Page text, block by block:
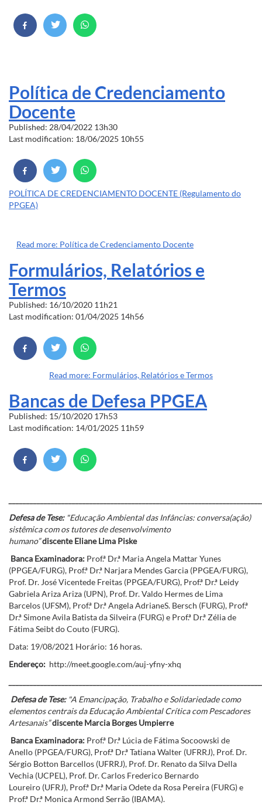
Política de Credenciamento
Docente
Published: 28/04/2022 13h30
Last modification: 18/06/2025 10h55
POLÍTICA DE CREDENCIAMENTO DOCENTE (Regulamento do
PPGEA)
Read more: Política de Credenciamento Docente
Formulários, Relatórios e
Termos
Published: 16/10/2020 11h21
Last modification: 01/04/2025 14h56
Read more: Formulários, Relatórios e Termos
Bancas de Defesa PPGEA
Published: 15/10/2020 17h53
Last modification: 14/01/2025 11h59
Defesa de Tese: "Educação Ambiental das Infâncias: conversa(ação)
sistêmica com os tutores de desenvolvimento
humano”discente Eliane Lima Piske
Banca Examinadora: Prof.ª Dr.ª Maria Angela Mattar Yunes
(PPGEA/FURG), Prof.ª Dr.ª Narjara Mendes Garcia (PPGEA/FURG),
Prof. Dr. José Vicentede Freitas (PPGEA/FURG), Prof.ª Dr.ª Leidy
Gabriela Ariza Ariza (UPN), Prof. Dr. Valdo Hermes de Lima
Barcelos (UFSM), Prof.ª Dr.ª Angela AdrianeS. Bersch (FURG), Prof.ª
Dr.ª Simone Avila Batista da Silveira (FURG) e Prof.ª Dr.ª Zélia de
Fátima Seibt do Couto (FURG).
Data: 19/08/2021 Horário: 16 horas.
Endereço: http://meet.google.com/auj-yfny-xhq
Defesa de Tese: "A Emancipação, Trabalho e Solidariedade como
elementos centrais da Educação Ambiental Crítica com Pescadores
Artesanais”discente Marcia Borges Umpierre
Banca Examinadora: Prof.ª Dr.ª Lúcia de Fátima Socoowski de
Anello (PPGEA/FURG), Prof.ª Dr.ª Tatiana Walter (UFRRJ), Prof. Dr.
Sérgio Botton Barcellos (UFRRJ), Prof. Dr. Renato da Silva Della
Vechia (UCPEL), Prof. Dr. Carlos Frederico Bernardo
Loureiro (UFRJ), Prof.ª Dr.ª Maria Odete da Rosa Pereira (FURG) e
Prof.ª Dr.ª Monica Armond Serrão (IBAMA).